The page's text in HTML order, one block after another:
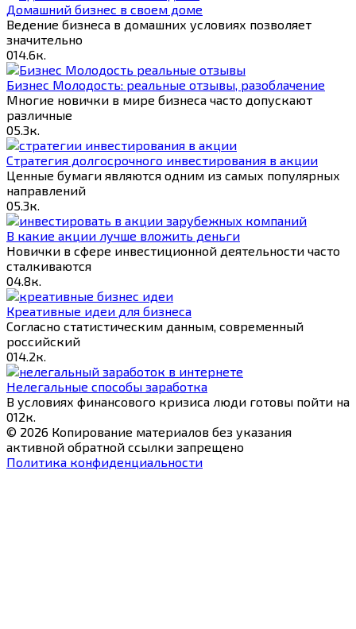
Домашний бизнес в своем доме
Ведение бизнеса в домашних условиях позволяет
значительно
014.6к.
Бизнес Молодость: реальные отзывы, разоблачение
Многие новички в мире бизнеса часто допускают
различные
05.3к.
Стратегия долгосрочного инвестирования в акции
Ценные бумаги являются одним из самых популярных
направлений
05.3к.
В какие акции лучше вложить деньги
Новички в сфере инвестиционной деятельности часто
сталкиваются
04.8к.
Креативные идеи для бизнеса
Согласно статистическим данным, современный
российский
014.2к.
Нелегальные способы заработка
В условиях финансового кризиса люди готовы пойти на
012к.
© 2026 Копирование материалов без указания
активной обратной ссылки запрещено
Политика конфиденциальности